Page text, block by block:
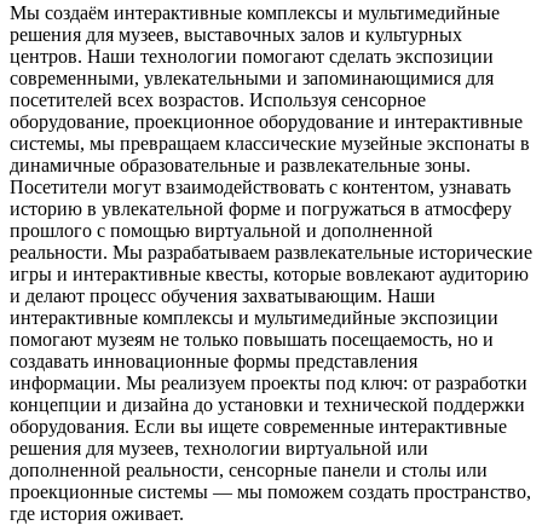
Мы создаём интерактивные комплексы и мультимедийные
решения для музеев, выставочных залов и культурных
центров. Наши технологии помогают сделать экспозиции
современными, увлекательными и запоминающимися для
посетителей всех возрастов. Используя сенсорное
оборудование, проекционное оборудование и интерактивные
системы, мы превращаем классические музейные экспонаты в
динамичные образовательные и развлекательные зоны.
Посетители могут взаимодействовать с контентом, узнавать
историю в увлекательной форме и погружаться в атмосферу
прошлого с помощью виртуальной и дополненной
реальности. Мы разрабатываем развлекательные исторические
игры и интерактивные квесты, которые вовлекают аудиторию
и делают процесс обучения захватывающим. Наши
интерактивные комплексы и мультимедийные экспозиции
помогают музеям не только повышать посещаемость, но и
создавать инновационные формы представления
информации. Мы реализуем проекты под ключ: от разработки
концепции и дизайна до установки и технической поддержки
оборудования. Если вы ищете современные интерактивные
решения для музеев, технологии виртуальной или
дополненной реальности, сенсорные панели и столы или
проекционные системы — мы поможем создать пространство,
где история оживает.